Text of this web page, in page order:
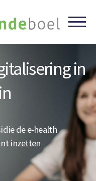
in
de e-health
inzetten